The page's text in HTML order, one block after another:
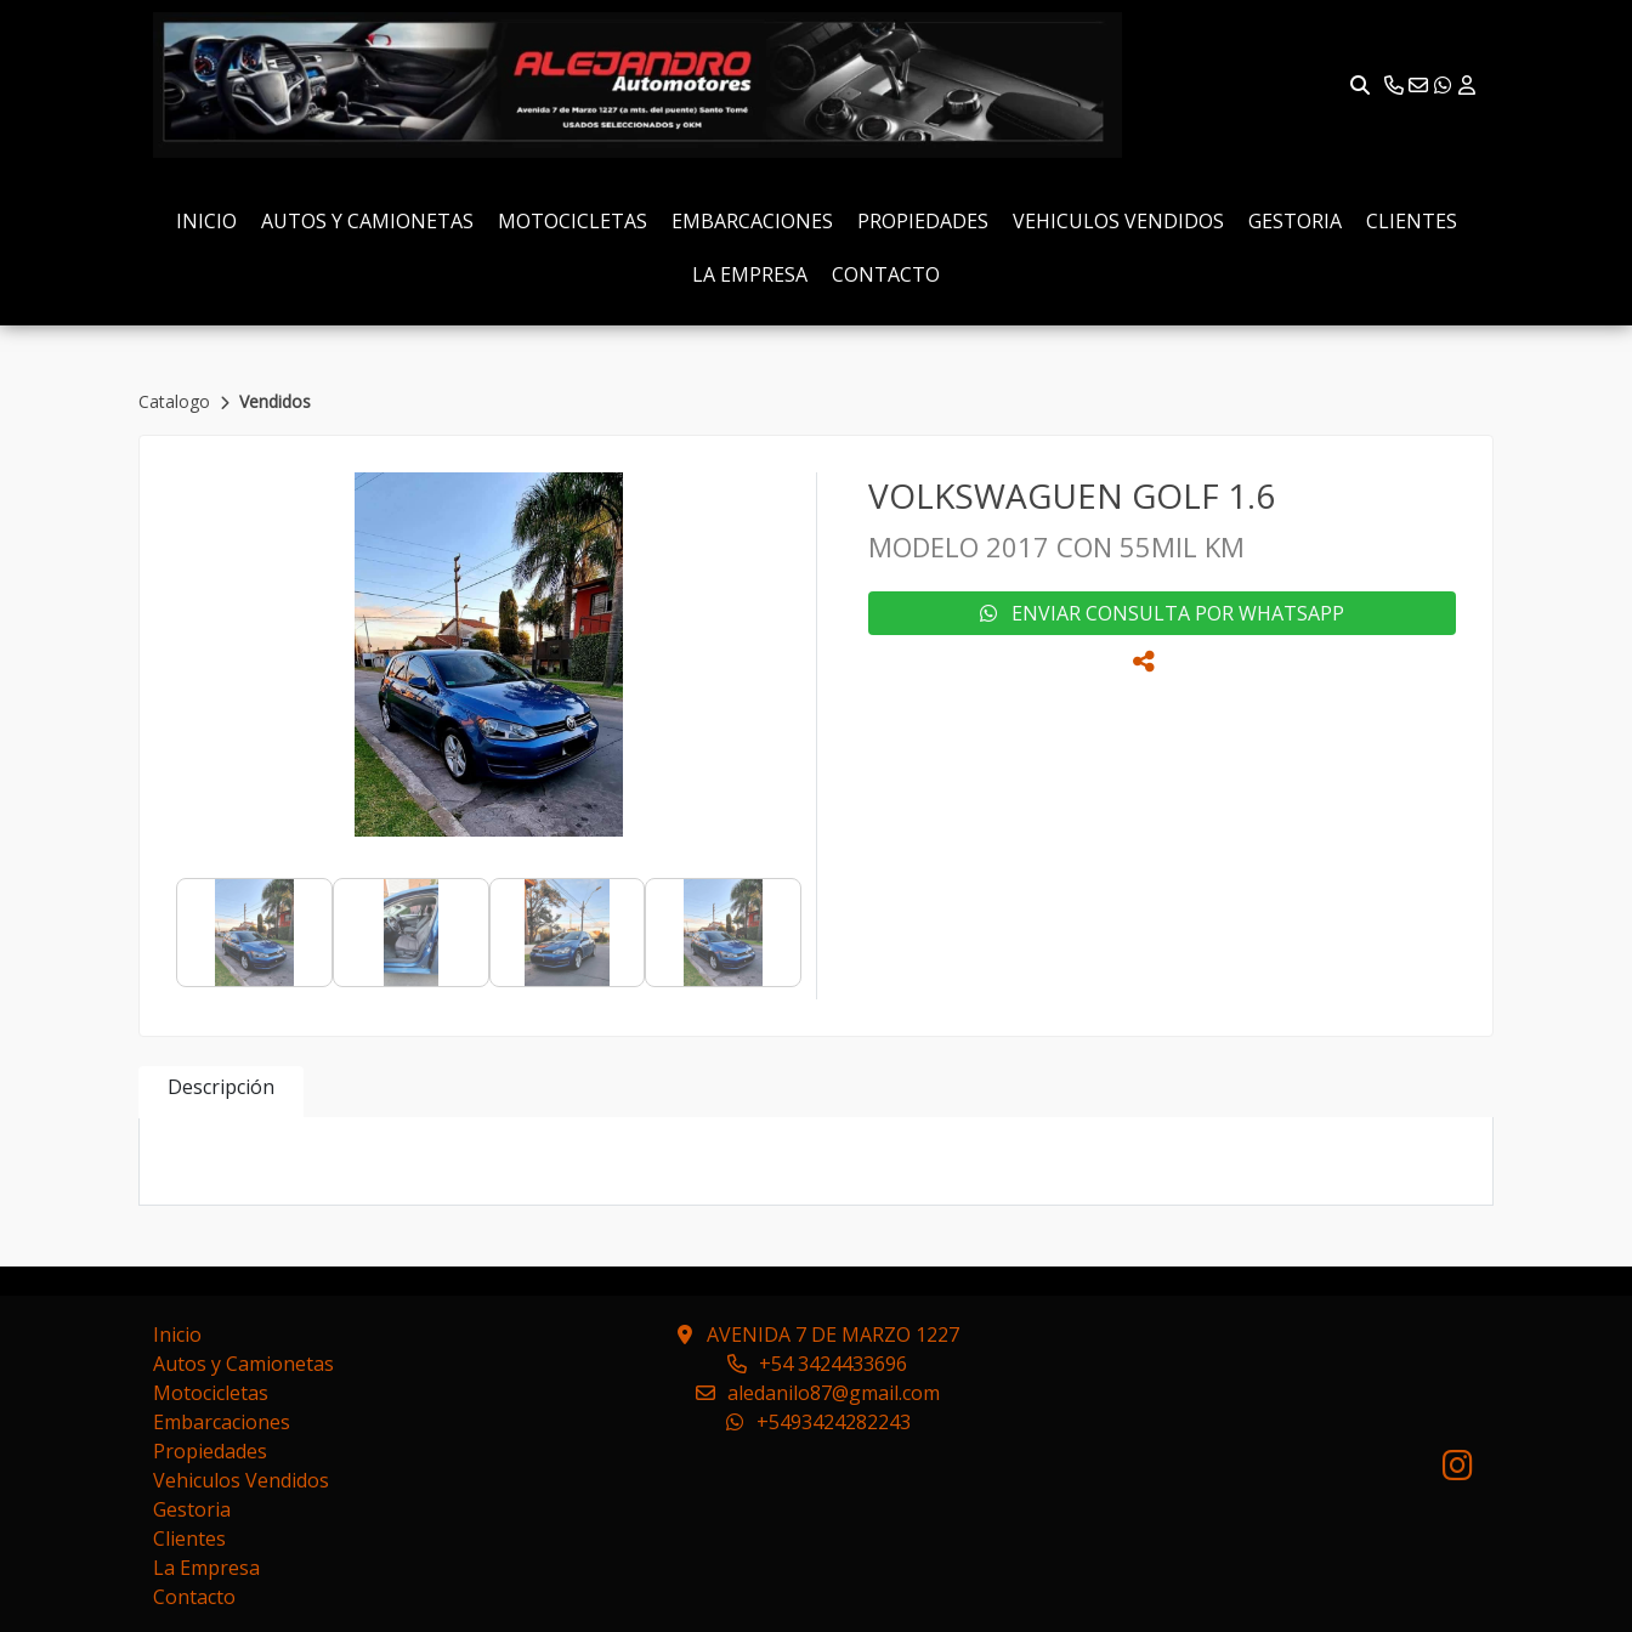
INICIO AUTOS Y CAMIONETAS MOTOCICLETAS EMBARCACIONES PROPIEDADES VEHICULOS VENDIDOS GESTORIA
CLIENTES
LA EMPRESA
CONTACTO
Catalogo Vendidos
VOLKSWAGUEN GOLF 1.6
MODELO 2017 CON 55MIL KM
ENVIAR CONSULTA POR WHATSAPP
Descripción
Inicio
Autos y Camionetas
Motocicletas
Embarcaciones
Propiedades
Vehiculos Vendidos
Gestoria
Clientes
La Empresa
Contacto
AVENIDA 7 DE MARZO 1227
+54 3424433696
aledanilo87@gmail.com
+5493424282243